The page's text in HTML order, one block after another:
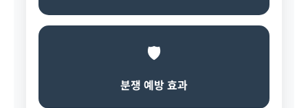
🛡️
분쟁 예방 효과